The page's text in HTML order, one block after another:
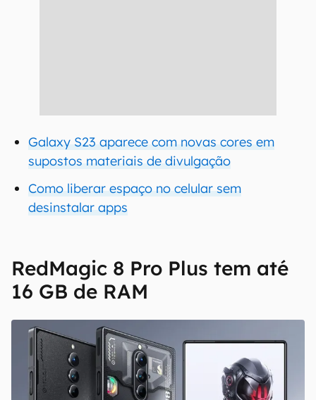
Galaxy S23 aparece com novas cores em
supostos materiais de divulgação
Como liberar espaço no celular sem
desinstalar apps
RedMagic 8 Pro Plus tem até
16 GB de RAM